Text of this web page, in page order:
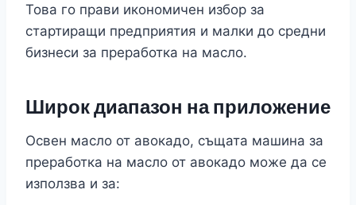
Това го прави икономичен избор за
стартиращи предприятия и малки до средни
бизнеси за преработка на масло.
Широк диапазон на приложение
Освен масло от авокадо, същата машина за
преработка на масло от авокадо може да се
използва и за: